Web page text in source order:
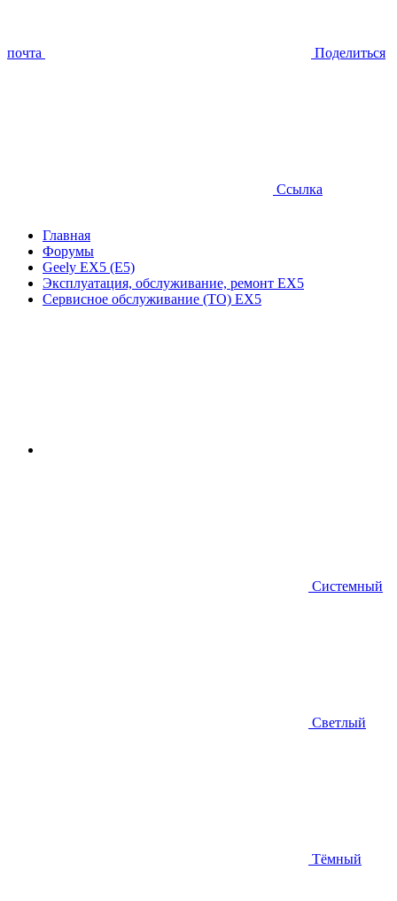
почта Поделиться
Ссылка
Главная
Форумы
Geely EX5 (E5)
Эксплуатация, обслуживание, ремонт EX5
Сервисное обслуживание (ТО) EX5
Системный
Светлый
Тёмный